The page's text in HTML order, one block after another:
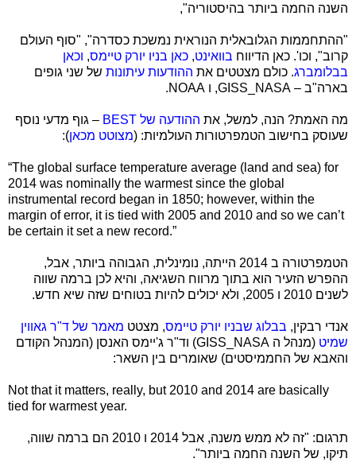
השנה החמה ביותר בהיסטוריה",
"ההתחממות הגלובאלית הנוראית נמשכת כסדרה", "סוף העולם
קרוב", וכו'. כאן הדיווח בוואינט, כאן בניו יורק טיימס, וכאן
בבלומברג. כולם מצטטים את ההודעות עיתונות של שני גופים
בארה"ב – NASA
GISS, ו NOAA
.
מה האמת? הנה, למשל, את ההודעה של BEST – גוף מדעי נוסף
שעוסק בחישוב הטמפרטורות העולמיות: (מצוטט מכאן):
“The global surface temperature average (land and sea) for
2014 was nominally the warmest since the global
instrumental record began in 1850; however, within the
margin of error, it is tied with 2005 and 2010 and so we can’t
be certain it set a new record.”
הטמפרטורה ב 2014 הייתה, נומינלית, הגבוהה ביותר, אבל,
ההפרש הזעיר הוא בתוך מרווח השגיאה, והיא לכן ברמה שווה
לשנים 2010 ו 2005, ולא יכולים להיות בטוחים שזה שיא חדש.
אנדי רבקין, בבלוג שבניו יורק טיימס, מצטט מאמר של ד"ר גאווין
שמיט (מנהל ה NASA
GISS) וד"ר ג'יימס האנסן (המנהל הקודם
והאבא של החממיסטים) שאומרים בין השאר:
Not that it matters, really, but 2010 and 2014 are basically
tied for warmest year.
תרגום: "זה לא ממש משנה, אבל 2014 ו 2010 הם ברמה שווה,
תיקו, של השנה החמה ביותר".